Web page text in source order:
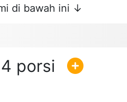
di bawah ini ↓
4